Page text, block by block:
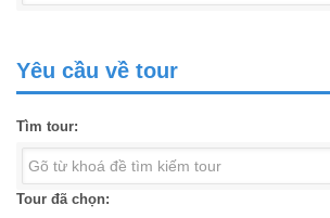
Yêu cầu về tour
Tìm tour:
Tour đã chọn: